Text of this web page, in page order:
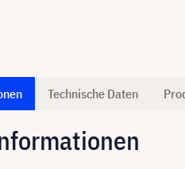
Technische Daten